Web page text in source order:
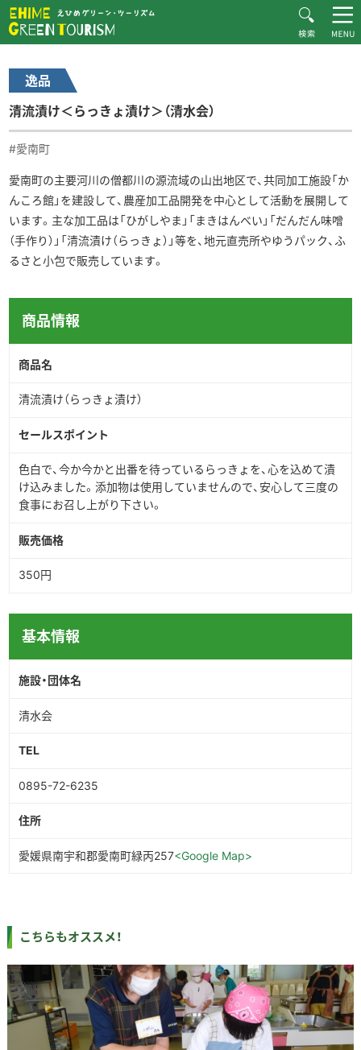
お知らせ
おすすめプラン
体験・施設紹介
逸品紹介
体験談
ダウンロード
ムービー
愛媛県グリーン・ツーリズム推進協議会について
お問い合わせ
プライバシーポリシー
▶︎English
逸品
清流漬け＜らっきょ漬け＞（清水会）
#愛南町
愛南町の主要河川の僧都川の源流域の山出地区で、共同加工施設「か
んころ館」を建設して、農産加工品開発を中心として活動を展開して
います。主な加工品は「ひがしやま」「まきはんべい」「だんだん味噌
（手作り）」「清流漬け（らっきょ）」等を、地元直売所やゆうパック、ふ
るさと小包で販売しています。
商品情報
商品名
清流漬け（らっきょ漬け）
セールスポイント
色白で、今か今かと出番を待っているらっきょを、心を込めて漬
け込みました。添加物は使用していませんので、安心して三度の
食事にお召し上がり下さい。
販売価格
350円
基本情報
施設・団体名
清水会
TEL
0895-72-6235
住所
愛媛県南宇和郡愛南町緑丙257<Google Map>
こちらもオススメ！